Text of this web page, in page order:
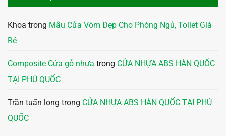
Khoa trong Mẫu Cửa Vòm Đẹp Cho Phòng Ngủ, Toilet Giá
Rẻ
Composite Cửa gỗ nhựa trong CỬA NHỰA ABS HÀN QUỐC
TẠI PHÚ QUỐC
Trần tuấn long trong CỬA NHỰA ABS HÀN QUỐC TẠI PHÚ
QUỐC